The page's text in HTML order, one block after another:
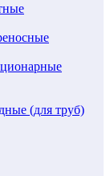
(для труб)